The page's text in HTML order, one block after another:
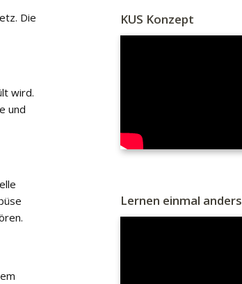
Die
wird.
und
KUS Konzept
Lernen einmal